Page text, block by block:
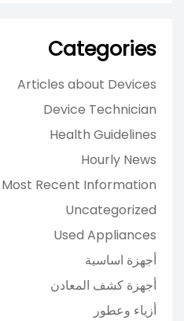
Categories
Articles about Devices
Device Technician
Health Guidelines
Hourly News
Most Recent Information
Uncategorized
Used Appliances
أجهزة اساسية
أجهزة كشف المعادن
أزياء وعطور